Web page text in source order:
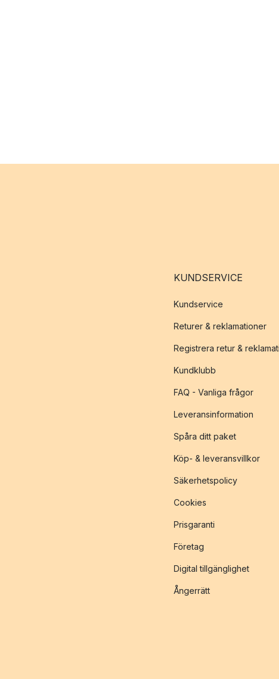
KUNDSERVICE
Kundservice
Returer & reklamationer
Registrera retur &
Kundklubb
FAQ - Vanliga frågor
Leveransinformation
Spåra ditt paket
Köp- & leveransvillkor
Säkerhetspolicy
Cookies
Prisgaranti
Företag
Digital tillgänglighet
Ångerrätt